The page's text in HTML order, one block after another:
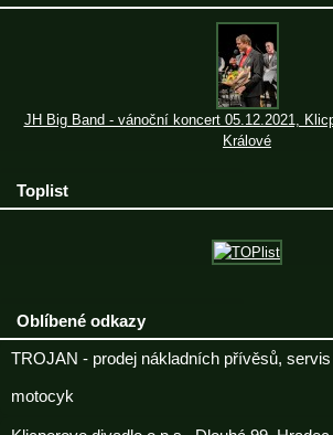
JH Big Band - vánoční koncert 05.12.2021,
Králové
Toplist
Oblíbené odkazy
TROJAN - prodej nákladních přívěsů,
motocyk